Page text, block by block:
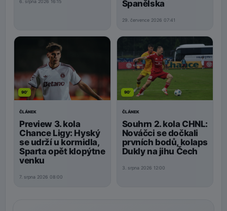
6. srpna 2026 16:15
Španělska
29. července 2026 07:41
90'
ČLÁNEK
Preview 3. kola
Chance Ligy: Hyský
se udrží u kormidla,
Sparta opět klopýtne
venku
7. srpna 2026 08:00
90'
ČLÁNEK
Souhrn 2. kola CHNL:
Nováčci se dočkali
prvních bodů, kolaps
Dukly na jihu Čech
3. srpna 2026 12:00